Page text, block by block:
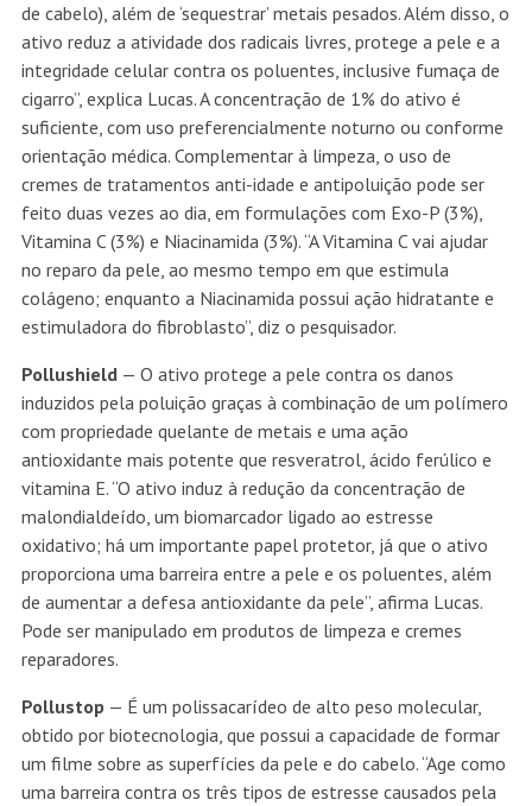
de cabelo), além de ‘sequestrar’ metais pesados. Além disso, o
ativo reduz a atividade dos radicais livres, protege a pele e a
integridade celular contra os poluentes, inclusive fumaça de
cigarro”, explica Lucas. A concentração de 1% do ativo é
suficiente, com uso preferencialmente noturno ou conforme
orientação médica. Complementar à limpeza, o uso de
cremes de tratamentos anti-idade e antipoluição pode ser
feito duas vezes ao dia, em formulações com Exo-P (3%),
Vitamina C (3%) e Niacinamida (3%). “A Vitamina C vai ajudar
no reparo da pele, ao mesmo tempo em que estimula
colágeno; enquanto a Niacinamida possui ação hidratante e
estimuladora do fibroblasto”, diz o pesquisador.
Pollushield— O ativo protege a pele contra os danos
induzidos pela poluição graças à combinação de um polímero
com propriedade quelante de metais e uma ação
antioxidante mais potente que resveratrol, ácido ferúlico e
vitamina E. “O ativo induz à redução da concentração de
malondialdeído, um biomarcador ligado ao estresse
oxidativo; há um importante papel protetor, já que o ativo
proporciona uma barreira entre a pele e os poluentes, além
de aumentar a defesa antioxidante da pele”, afirma Lucas.
Pode ser manipulado em produtos de limpeza e cremes
reparadores.
Pollustop — É um polissacarídeo de alto peso molecular,
obtido por biotecnologia, que possui a capacidade de formar
um filme sobre as superfícies da pele e do cabelo. “Age como
uma barreira contra os três tipos de estresse causados pela